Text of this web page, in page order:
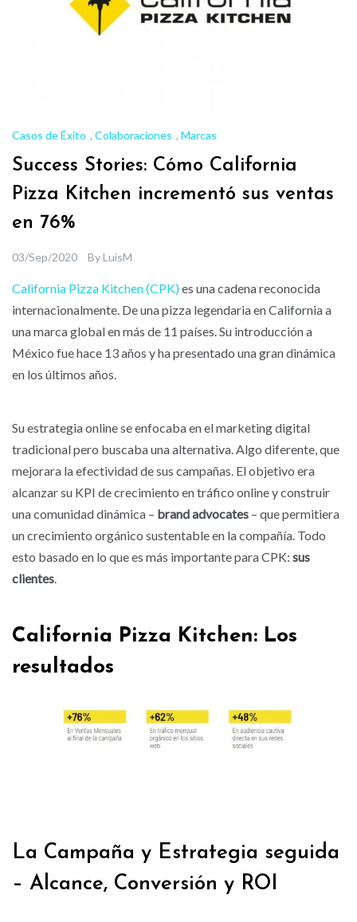
Casos de Éxito , Colaboraciones , Marcas
Success Stories: Cómo California
Pizza Kitchen incrementó sus ventas
en 76%
03/Sep/2020 ByLuisM
California Pizza Kitchen (CPK)es una cadena reconocida
internacionalmente. De una pizza legendaria en California a
una marca global en más de 11 países. Su introducción a
México fue hace 13 años y ha presentado una gran dinámica
en los últimos años.
Su estrategia online se enfocaba en el marketing digital
tradicional pero buscaba una alternativa. Algo diferente, que
mejorara la efectividad de sus campañas. El objetivo era
alcanzar su KPI de crecimiento en tráfico online y construir
una comunidad dinámica – brand advocates – que permitiera
un crecimiento orgánico sustentable en la compañía. Todo
esto basado en lo que es más importante para CPK: sus
clientes.
California Pizza Kitchen: Los
resultados
La Campaña y Estrategia seguida
– Alcance, Conversión y ROI